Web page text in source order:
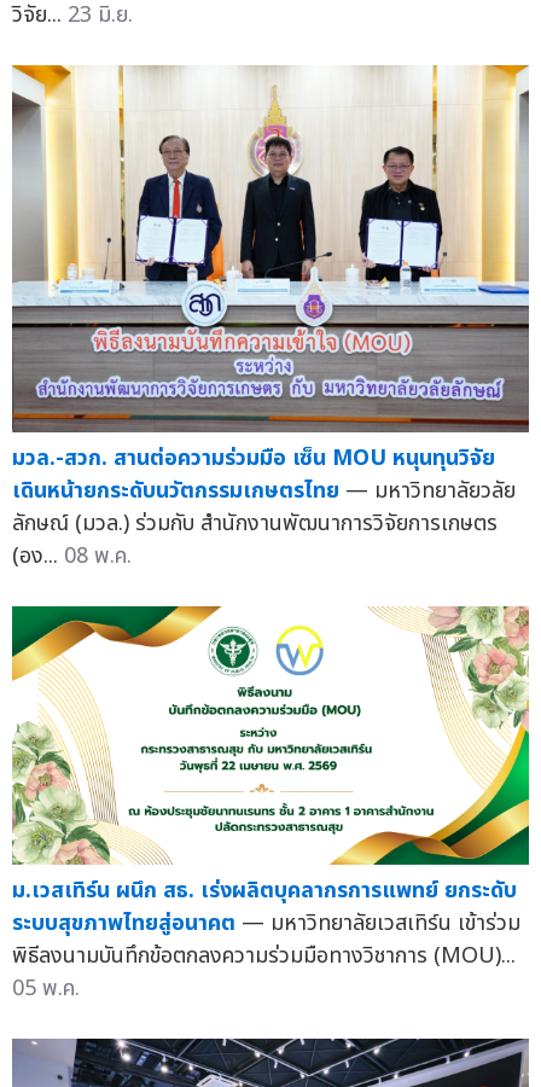
วิจัย... 23 มิ.ย.
มวล.-สวก. สานต่อความร่วมมือ เซ็น MOU หนุนทุนวิจัย
เดินหน้ายกระดับนวัตกรรมเกษตรไทย — มหาวิทยาลัยวลัย
ลักษณ์ (มวล.) ร่วมกับ สำนักงานพัฒนาการวิจัยการเกษตร
(อง... 08 พ.ค.
ม.เวสเทิร์น ผนึก สธ. เร่งผลิตบุคลากรการแพทย์ ยกระดับ
ระบบสุขภาพไทยสู่อนาคต — มหาวิทยาลัยเวสเทิร์น เข้าร่วม
พิธีลงนามบันทึกข้อตกลงความร่วมมือทางวิชาการ (MOU)...
05 พ.ค.